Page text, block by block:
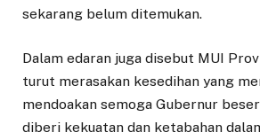
sekarang belum ditemukan.
Dalam edaran juga disebut MUI
turut merasakan kesedihan yang
mendoakan semoga Gubernur
diberi kekuatan dan ketabahan